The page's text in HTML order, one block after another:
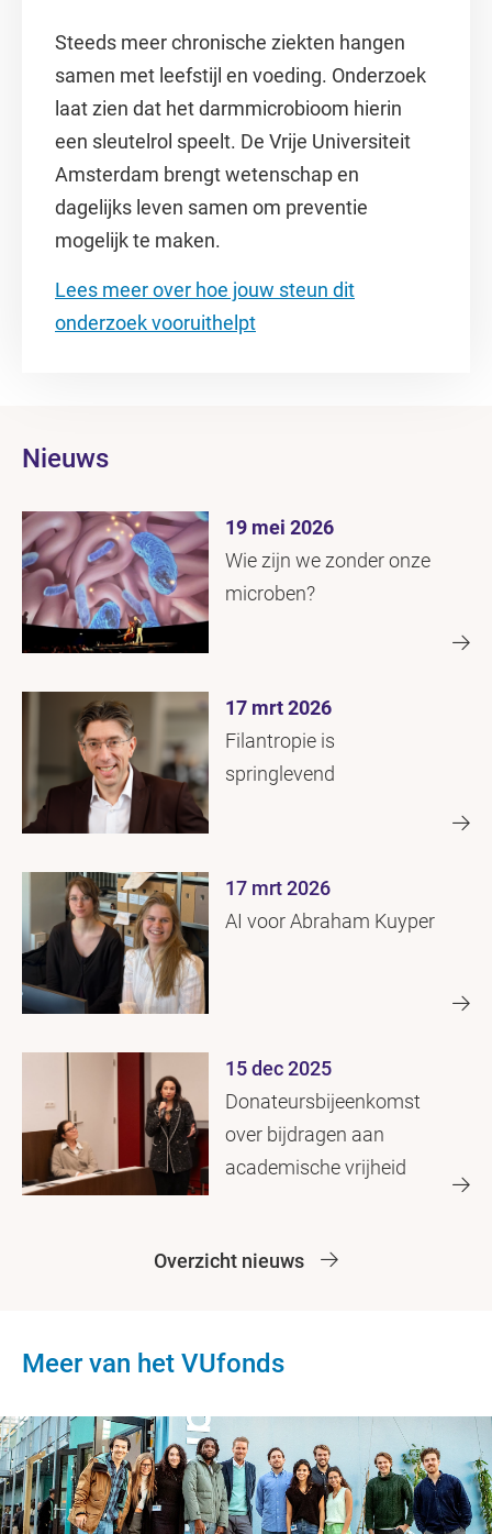
Steeds meer chronische ziekten hangen
samen met leefstijl en voeding. Onderzoek
laat zien dat het darmmicrobioom hierin
een sleutelrol speelt. De Vrije Universiteit
Amsterdam brengt wetenschap en
dagelijks leven samen om preventie
mogelijk te maken.
Lees meer over hoe jouw steun dit
onderzoek vooruithelpt
Nieuws
19 mei 2026
Wie zijn we zonder onze
microben?
17 mrt 2026
Filantropie is
springlevend
17 mrt 2026
AI voor Abraham Kuyper
15 dec 2025
Donateursbijeenkomst
over bijdragen aan
academische vrijheid
Overzicht nieuws
Meer van het VUfonds